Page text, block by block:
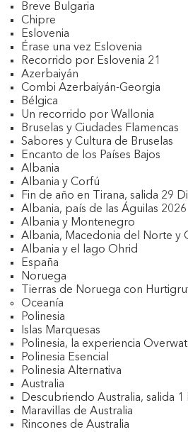
Breve Bulgaria
Chipre
Eslovenia
Érase una vez Eslovenia
Recorrido por Eslovenia 21
Azerbaiyán
Combi Azerbaiyán-Georgia
Bélgica
Un recorrido por Wallonia
Bruselas y Ciudades Flamencas
Sabores y Cultura de Bruselas
Encanto de los Países Bajos
Albania
Albania y Corfú
Fin de año en Tirana, salida 29
Albania, país de las Águilas 2026
Albania y Montenegro
Albania, Macedonia del Norte y
Albania y el lago Ohrid
España
Noruega
Tierras de Noruega con
Oceanía
Polinesia
Islas Marquesas
Polinesia, la experiencia
Polinesia Esencial
Polinesia Alternativa
Australia
Descubriendo Australia, salida
Maravillas de Australia
Rincones de Australia